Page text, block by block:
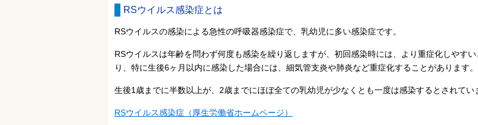
RSウイルス感染症とは
RSウイルスの感染による急性の呼吸器感染症で、乳幼児に多い感染症です。
RSウイルスは年齢を問わず何度も感染を繰り返しますが、初回感染時には、より重症化しやす
り、特に生後6ヶ月以内に感染した場合には、細気管支炎や肺炎など重症化することがあります。
生後1歳までに半数以上が、2歳までにほぼ全ての乳幼児が少なくとも一度は感染するとされてい
RSウイルス感染症（厚生労働省ホームページ）